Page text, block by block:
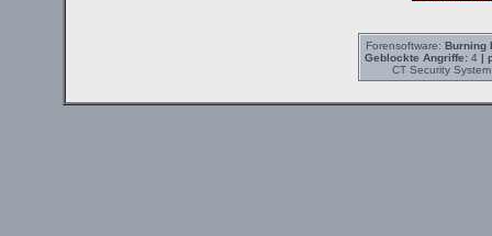
Forensoftware: Burning
Geblockte Angriffe:4 |
CT Security